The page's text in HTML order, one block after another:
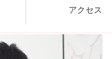
アクセス